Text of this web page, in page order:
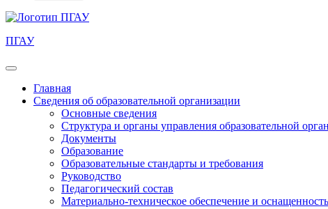
ПГАУ
Главная
Сведения об образовательной организации
Основные сведения
Структура и органы управления образовательной
Документы
Образование
Образовательные стандарты и требования
Руководство
Педагогический состав
Материально-техническое обеспечение и